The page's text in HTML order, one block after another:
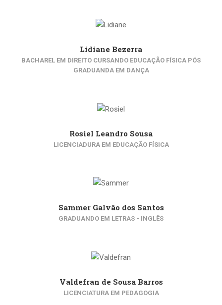
Lidiane Bezerra
BACHAREL EM DIREITO CURSANDO EDUCAÇÃO FÍSICA PÓS
GRADUANDA EM DANÇA
Rosiel Leandro Sousa
LICENCIADURA EM EDUCAÇÃO FÍSICA
Sammer Galvão dos Santos
GRADUANDO EM LETRAS - INGLÊS
Valdefran de Sousa Barros
LICENCIATURA EM PEDAGOGIA